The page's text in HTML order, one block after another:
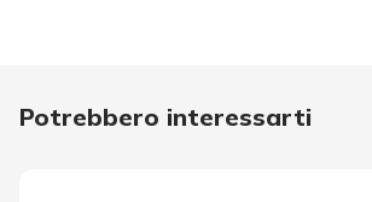
Potrebbero interessarti